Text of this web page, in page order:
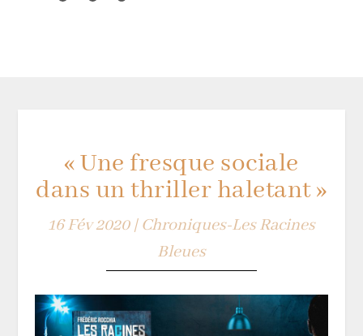
« Une fresque sociale
dans un thriller haletant »
16 Fév 2020| Chroniques-Les Racines
Bleues